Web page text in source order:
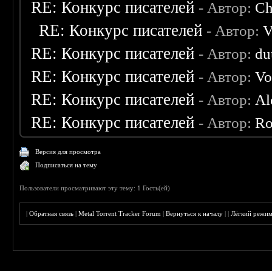
RE: Конкурс писателей - Автор:
RE: Конкурс писателей - Автор:
RE: Конкурс писателей - Автор:
RE: Конкурс писателей - Автор:
RE: Конкурс писателей - Автор:
RE: Конкурс писателей - Автор:
Версия для просмотра
Подписаться на тему
Пользователи просматривают эту тему: 1 Гость(ей)
|Обратная связь |Metal Torrent Tracker Forum |Вернуться к началу ||Лёгкий